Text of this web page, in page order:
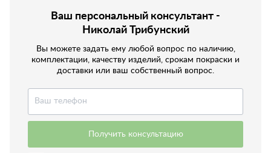
Ваш персональный консультант -
Николай Трибунский
Вы можете задать ему любой вопрос по наличию,
комплектации, качеству изделий, срокам покраски и
доставки или ваш собственный вопрос.
Получить консультацию